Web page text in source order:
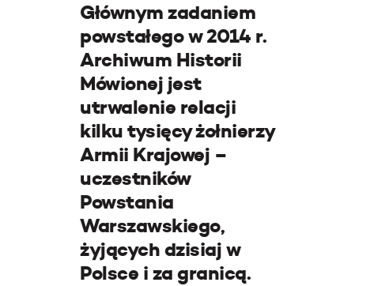
Głównym zadaniem
powstałego w 2014 r.
Archiwum Historii
Mówionej jest
utrwalenie relacji
kilku tysięcy żołnierzy
Armii Krajowej –
uczestników
Powstania
Warszawskiego,
żyjących dzisiaj w
Polsce i za granicą.